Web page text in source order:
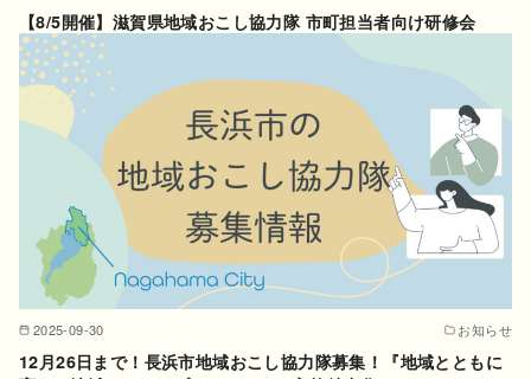
【8/5開催】滋賀県地域おこし協力隊 市町担当者向け研修会
2025-09-30 お知らせ
12月26日まで！長浜市地域おこし協力隊募集！『地域とともに